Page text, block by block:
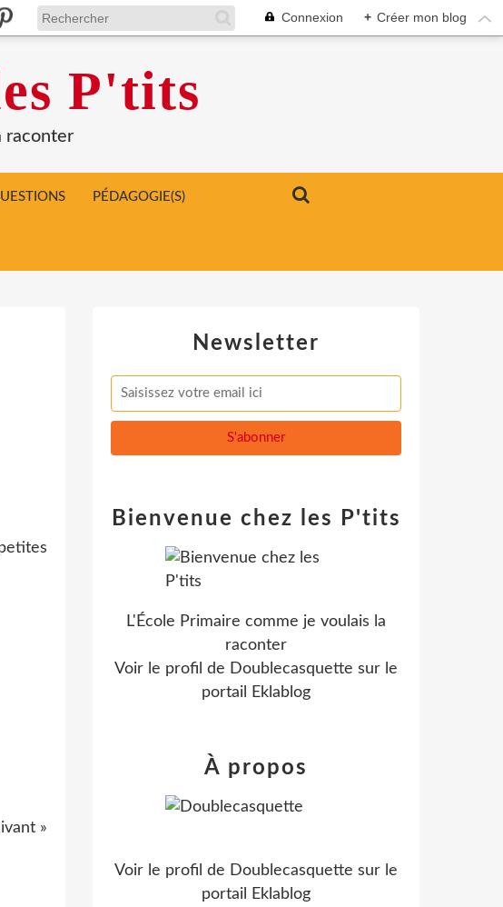
Connexion + Créer mon blog
P'tits
raconter
PÉDAGOGIE(S)
»
Newsletter
Bienvenue chez les P'tits
L'École Primaire comme je voulais la
raconter
Voir le profil de Doublecasquette sur le
portail Eklablog
À propos
Voir le profil de Doublecasquette sur le
portail Eklablog